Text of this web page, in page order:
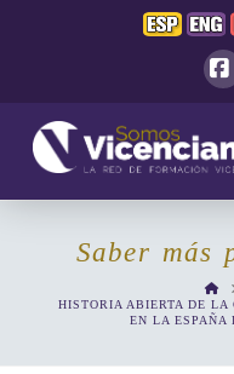
Saber más
HISTORIA ABIERTA DE
EN LA ESPAÑA